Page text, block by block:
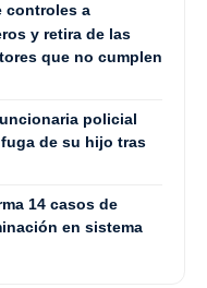
controles a
y retira de las
que no cumplen
policial
de su hijo tras
14 casos de
en sistema